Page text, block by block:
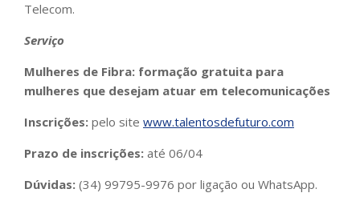
Telecom.
Serviço
Mulheres de Fibra: formação gratuita para
mulheres que desejam atuar em telecomunicações
Inscrições: pelo site www.talentosdefuturo.com
Prazo de inscrições: até 06/04
Dúvidas: (34) 99795-9976 por ligação ou WhatsApp.